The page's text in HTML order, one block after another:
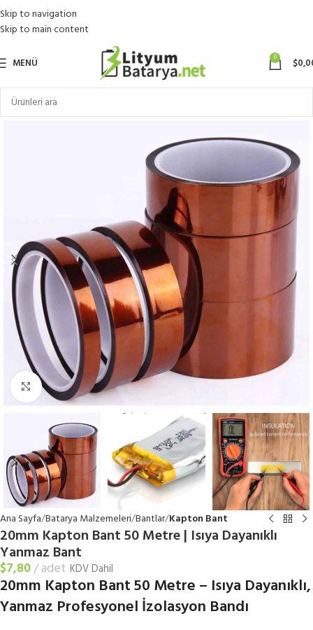
Skip to navigation
Skip to main content
MENÜ 0 $
Büyütmek için tıklayın
Ana Sayfa Batarya Malzemeleri Bantlar Kapton Bant
20mm Kapton Bant 50 Metre | Isıya Dayanıklı
Yanmaz Bant
$7,80 adet KDV Dahil
20mm Kapton Bant 50 Metre – Isıya Dayanıklı,
Yanmaz Profesyonel İzolasyon Bandı